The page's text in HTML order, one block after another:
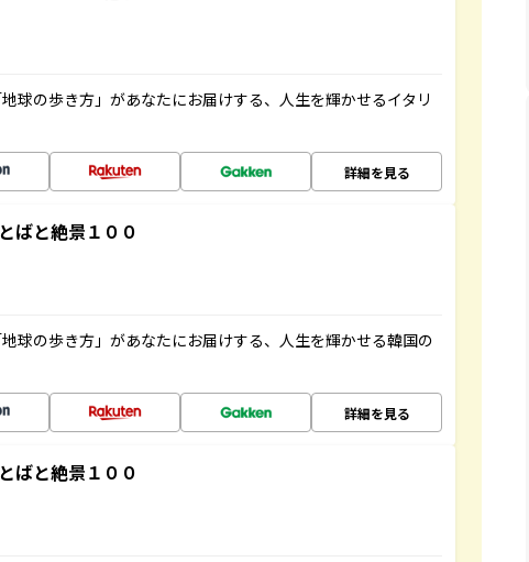
球の歩き方」があなたにお届けする、人生を輝かせるイタリ
詳細を見る
ばと絶景１００
球の歩き方」があなたにお届けする、人生を輝かせる韓国の
詳細を見る
ばと絶景１００